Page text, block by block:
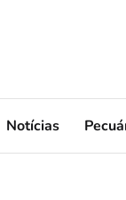
Notícias